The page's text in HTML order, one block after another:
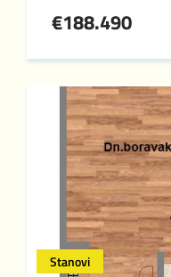
€188.490
Stanovi